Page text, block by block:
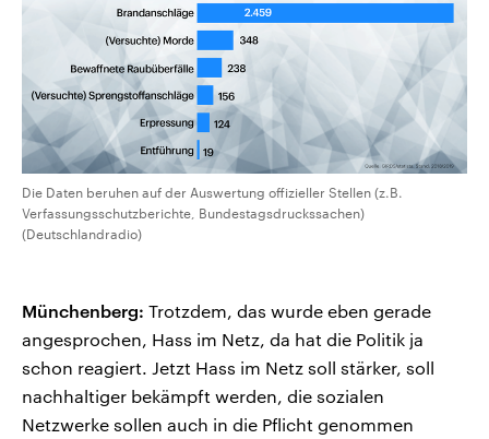
Die Daten beruhen auf der Auswertung offizieller Stellen (z.B.
Verfassungsschutzberichte, Bundestagsdruckssachen)
(Deutschlandradio)
Münchenberg: Trotzdem, das wurde eben gerade
angesprochen, Hass im Netz, da hat die Politik ja
schon reagiert. Jetzt Hass im Netz soll stärker, soll
nachhaltiger bekämpft werden, die sozialen
Netzwerke sollen auch in die Pflicht genommen